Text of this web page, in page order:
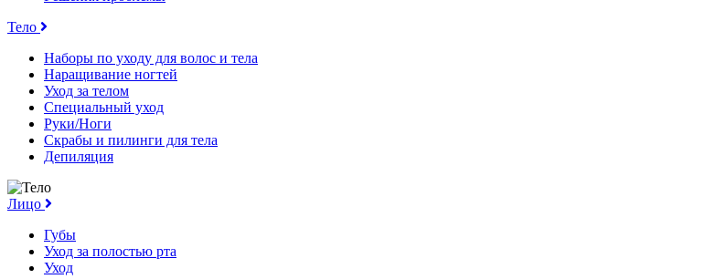
Тело
Наборы по уходу для волос и тела
Наращивание ногтей
Уход за телом
Специальный уход
Руки/Ноги
Скрабы и пилинги для тела
Депиляция
Лицо
Губы
Уход за полостью рта
Уход